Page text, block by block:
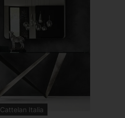
Cattelan Italia